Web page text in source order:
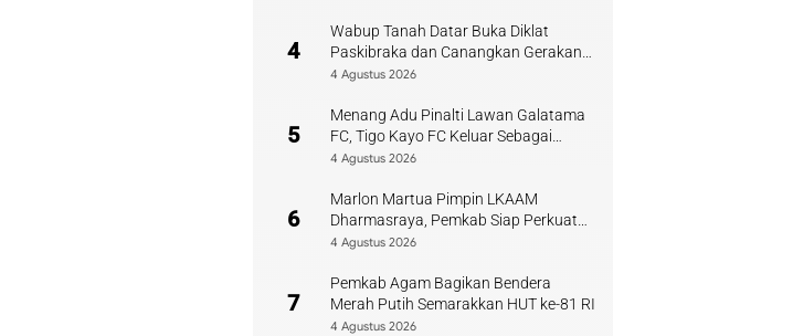
4
Wabup Tanah Datar Buka Diklat
Paskibraka dan Canangkan Gerakan
Bendera
4 Agustus 2026
5
Menang Adu Pinalti Lawan Galatama
FC, Tigo Kayo FC Keluar Sebagai
Juara Piala Walikota Payakumbuh
4 Agustus 2026
6
Marlon Martua Pimpin LKAAM
Dharmasraya, Pemkab Siap Perkuat
Sinergi Adat
4 Agustus 2026
7
Pemkab Agam Bagikan Bendera
Merah Putih Semarakkan HUT ke-81 RI
4 Agustus 2026